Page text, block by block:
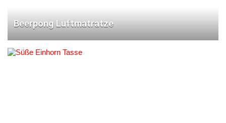
Beerpong Luftmatratze